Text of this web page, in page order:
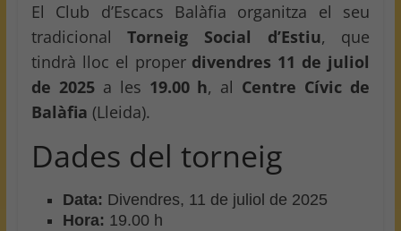
El Club d’Escacs Balàfia organitza el seu
tradicionalTorneig Social d’Estiu, que
tindrà lloc el proper divendres 11 de juliol
de 2025a les 19.00 h, al Centre Cívic de
Balàfia (Lleida).
Dades del torneig
Data: Divendres, 11 de juliol de 2025
Hora: 19.00 h